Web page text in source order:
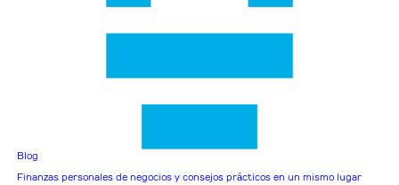
Blog
Finanzas personales de negocios y consejos prácticos en un mismo lugar